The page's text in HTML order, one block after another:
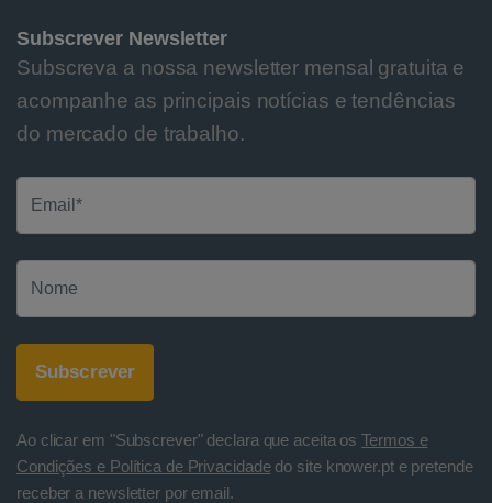
Subscrever Newsletter
Subscreva a nossa newsletter mensal gratuita e
acompanhe as principais notícias e tendências
do mercado de trabalho.
Ao clicar em "Subscrever" declara que aceita osTermos e
Condições e Política de Privacidadedo site knower.pt e pretende
receber a newsletter por email.